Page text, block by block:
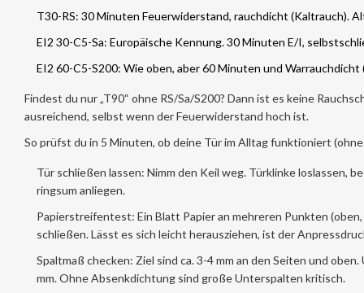
T30-RS: 30 Minuten Feuerwiderstand, rauchdicht (Kaltrauch).
EI2 30-C5-Sa: Europäische Kennung. 30 Minuten E/I,
EI2 60-C5-S200: Wie oben, aber 60 Minuten und Warrauchdicht
Findest du nur „T90“ ohne RS/Sa/S200? Dann ist es keine
ausreichend, selbst wenn der Feuerwiderstand hoch ist.
So prüfst du in 5 Minuten, ob deine Tür im Alltag funktioniert
Tür schließen lassen: Nimm den Keil weg. Türklinke loslassen,
ringsum anliegen.
Papierstreifentest: Ein Blatt Papier an mehreren Punkten
schließen. Lässt es sich leicht herausziehen, ist der
Spaltmaß checken: Ziel sind ca. 3-4 mm an den Seiten und
mm. Ohne Absenkdichtung sind große Unterspalten kritisch.